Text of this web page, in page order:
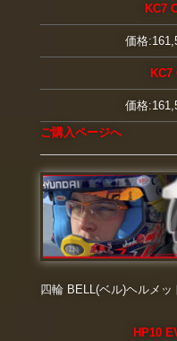
KC7
価格
KC7
価格
ご購入ページへ
四輪 BELL(ベル)ヘルメ
HP10